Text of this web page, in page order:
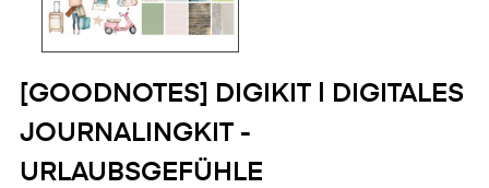
[GOODNOTES] DIGIKIT | DIGITALES
JOURNALINGKIT -
URLAUBSGEFÜHLE